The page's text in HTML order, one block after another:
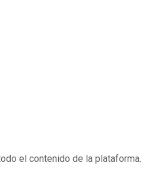
el contenido de la plataforma.